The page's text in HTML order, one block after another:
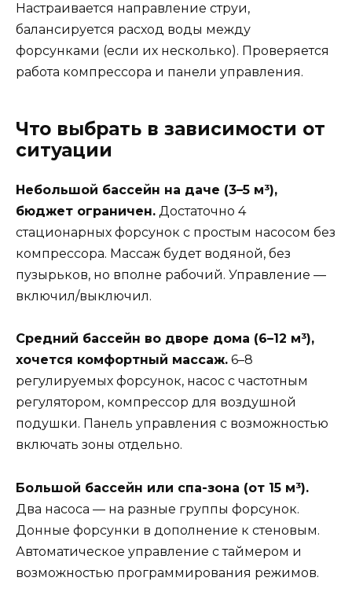
Настраивается направление струи,
балансируется расход воды между
форсунками (если их несколько). Проверяется
работа компрессора и панели управления.
Что выбрать в зависимости от
ситуации
Небольшой бассейн на даче (3–5 м³),
бюджет ограничен. Достаточно 4
стационарных форсунок с простым насосом без
компрессора. Массаж будет водяной, без
пузырьков, но вполне рабочий. Управление —
включил/выключил.
Средний бассейн во дворе дома (6–12 м³),
хочется комфортный массаж. 6–8
регулируемых форсунок, насос с частотным
регулятором, компрессор для воздушной
подушки. Панель управления с возможностью
включать зоны отдельно.
Большой бассейн или спа-зона (от 15 м³).
Два насоса — на разные группы форсунок.
Донные форсунки в дополнение к стеновым.
Автоматическое управление с таймером и
возможностью программирования режимов.